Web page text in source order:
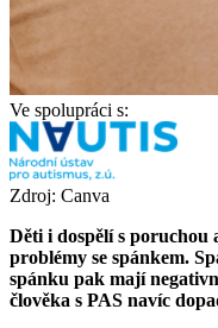
Ve spolupráci s:
Zdroj: Canva
Děti i dospělí s poruchou
problémy se spánkem.
spánku pak mají
člověka s PAS navíc